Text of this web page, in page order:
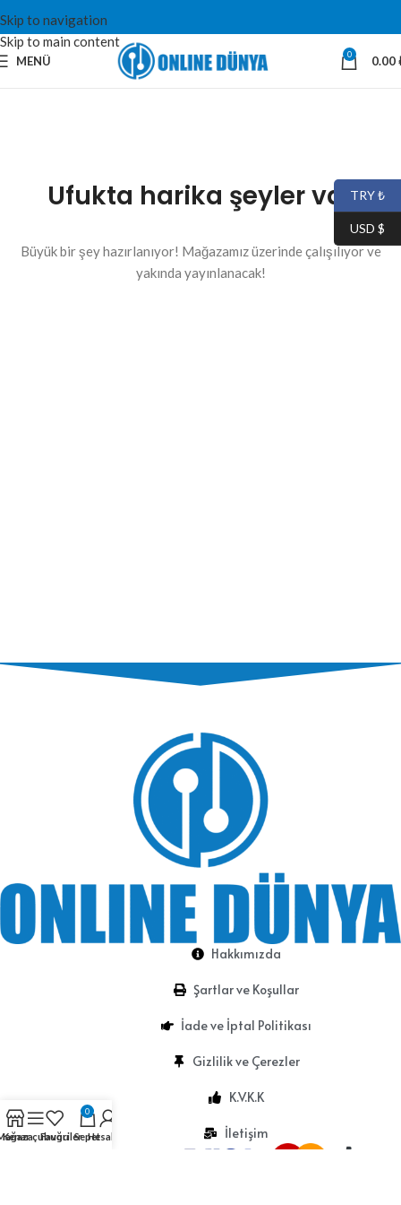
Skip to navigation
Skip to main content
MENÜ 0 0.00
Ufukta harika şeyler var
Büyük bir şey hazırlanıyor! Mağazamız üzerinde çalışılıyor ve
yakında yayınlanacak!
Hakkımızda
Şartlar ve Koşullar
İade ve İptal Politikası
Gizlilik ve Çerezler
K.V.K.K
İletişim
TRY ₺
USD $
Kenar çubuğu
Favoriler
0
SepetHesabım